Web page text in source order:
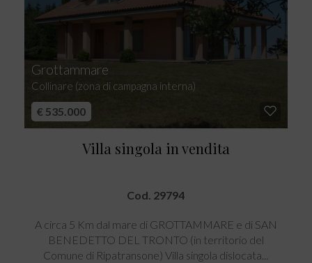
Grottammare
Collinare (zona di campagna interna)
€ 535.000
Villa singola in vendita
Cod. 29794
A circa 5 Km dal mare di GROTTAMMARE e di SAN
BENEDETTO DEL TRONTO (in territorio del
Comune di Ripatransone) Villa singola dislocata...